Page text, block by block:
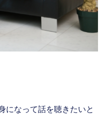
になって話を聴きたいと